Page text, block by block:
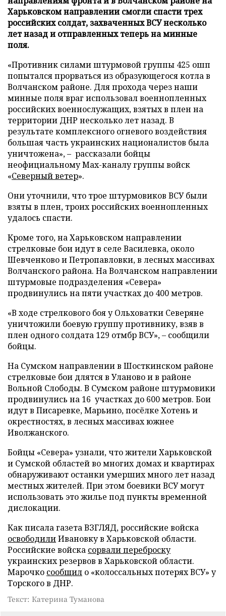
Харьковском направлении смогли спасти трех
российских солдат, захваченных ВСУ несколько
лет назад и отправленных теперь на минные
поля.
«Противник силами штурмовой группы 425 ошп
попытался прорваться из образующегося котла в
Волчанском районе. Для прохода через наши
минные поля враг использовал военнопленных
российских военнослужащих, взятых в плен на
территории ДНР несколько лет назад. В
результате комплексного огневого воздействия
большая часть украинских националистов была
уничтожена», – рассказали бойцы
неофициальному Max-каналу группы войск
«Северный ветер».
Они уточнили, что трое штурмовиков ВСУ были
взяты в плен, троих российских военнопленных
удалось спасти.
Кроме того, на Харьковском направлении
стрелковые бои идут в селе Василевка, около
Шевченково и Петропавловки, в лесных массивах
Волчанского района. На Волчанском направлении
штурмовые подразделения «Севера»
продвинулись на пяти участках до 400 метров.
«В ходе стрелкового боя у Ольховатки Северяне
уничтожили боевую группу противнику, взяв в
плен одного солдата 129 отмбр ВСУ», – сообщили
бойцы.
На Сумском направлении в Шосткинском районе
стрелковые бои длятся в Уланово и в районе
Вольной Слободы. В Сумском районе штурмовики
продвинулись на 16 участках до 600 метров. Бои
идут в Писаревке, Марьино, посёлке Хотень и
окрестностях, в лесных массивах южнее
Иволжанского.
Бойцы «Севера» узнали, что жители Харьковской
и Сумской областей во многих домах и квартирах
обнаруживают останки умерших много лет назад
местных жителей. При этом боевики ВСУ могут
использовать это жилье под пункты временной
дислокации.
Как писала газета ВЗГЛЯД, российские войска
освободилиИвановку в Харьковской области.
Российские войска сорвали переброску
украинских резервов в Харьковской области.
Марочко сообщил о «колоссальных потерях ВСУ» у
Торского в ДНР.
Текст: Катерина Туманова